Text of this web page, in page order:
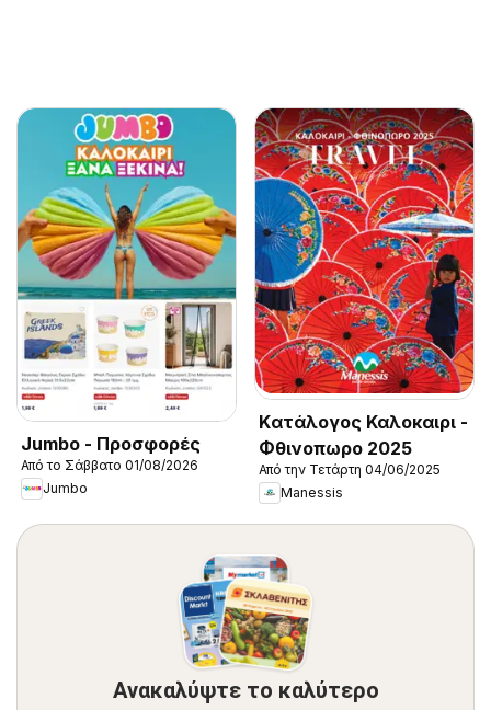
Jumbo - Προσφορές
Από το Σάββατο 01/08/2026
Jumbo
Kατάλογος Καλοκαιρι -
Φθινοπωρο 2025
Από την Τετάρτη 04/06/2025
Manessis
Ανακαλύψτε το καλύτερο